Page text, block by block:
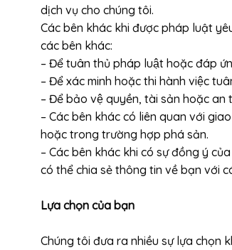
dịch vụ cho chúng tôi.
Các bên khác khi được pháp luật
các bên khác:
– Để tuân thủ pháp luật hoặc đáp
– Để xác minh hoặc thi hành việc
– Để bảo vệ quyền, tài sản hoặc
– Các bên khác có liên quan với
hoặc trong trường hợp phá sản.
– Các bên khác khi có sự đồng ý
có thể chia sẻ thông tin về bạn với
Lựa chọn của bạn
Chúng tôi đưa ra nhiều sự lựa chọn